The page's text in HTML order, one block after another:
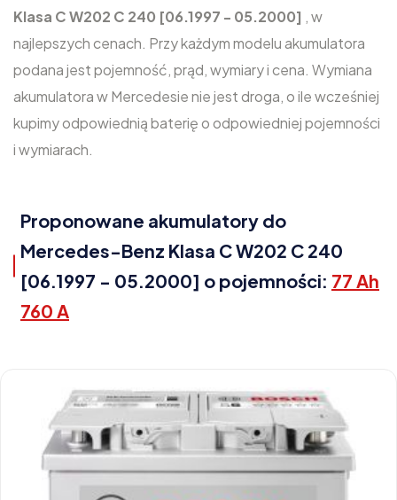
Klasa C W202 C 240 [06.1997 - 05.2000] , w
najlepszych cenach. Przy każdym modelu akumulatora
podana jest pojemność, prąd, wymiary i cena. Wymiana
akumulatora w Mercedesie nie jest droga, o ile wcześniej
kupimy odpowiednią baterię o odpowiedniej pojemności
i wymiarach.
Proponowane akumulatory do
Mercedes-Benz Klasa C W202 C 240
[06.1997 - 05.2000] o pojemności: 77 Ah
760 A